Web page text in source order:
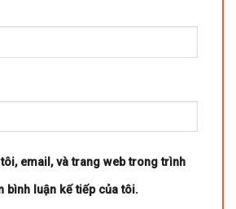
tôi, email, và trang web trong trình
bình luận kế tiếp của tôi.